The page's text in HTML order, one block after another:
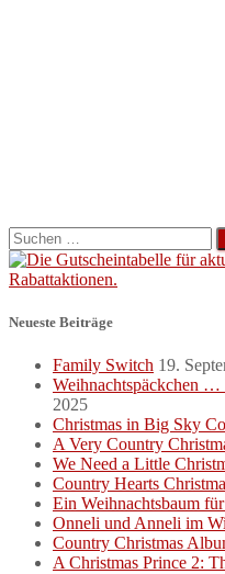
Suchen
nach:
Neueste Beiträge
Family Switch 19.
Weihnachtspäckchen …
2025
Christmas in Big Sky
A Very Country
We Need a Little
Country Hearts
Ein Weihnachtsbaum
Onneli und Anneli im
Country Christmas
A Christmas Prince 2: